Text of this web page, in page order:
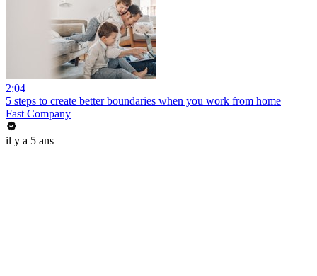
2:04
5 steps to create better boundaries when you work from home
Fast Company
il y a 5 ans